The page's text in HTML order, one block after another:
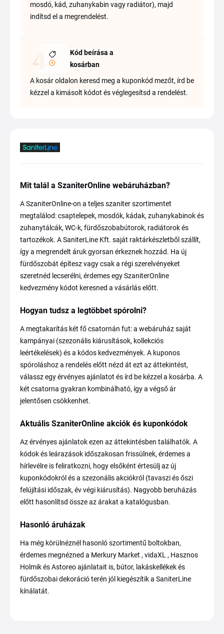
mosdó, kád, zuhanykabin vagy radiátor), majd
indítsd el a megrendelést.
Kód beírása a
kosárban
A kosár oldalon keresd meg a kuponkód mezőt, írd be
kézzel a kimásolt kódot és véglegesítsd a rendelést.
Mit talál a SzaniterOnline webáruházban?
A SzaniterOnline-on a teljes szaniter szortimentet
megtalálod: csaptelepek, mosdók, kádak, zuhanykabinok és
zuhanytálcák, WC-k, fürdőszobabútorok, radiátorok és
tartozékok. A SaniterLine Kft. saját raktárkészletből szállít,
így a megrendelt áruk gyorsan érkeznek hozzád. Ha új
fürdőszobát építesz vagy csak a régi szerelvényeket
szeretnéd lecserélni, érdemes egy SzaniterOnline
kedvezmény kódot keresned a vásárlás előtt.
Hogyan tudsz a legtöbbet spórolni?
A megtakarítás két fő csatornán fut: a webáruház saját
kampányai (szezonális kiárusítások, kollekciós
leértékelések) és a kódos kedvezmények. A kuponos
spóroláshoz a rendelés előtt nézd át ezt az áttekintést,
válassz egy érvényes ajánlatot és írd be kézzel a kosárba. A
két csatorna gyakran kombinálható, így a végső ár
jelentősen csökkenhet.
Aktuális SzaniterOnline akciók és kuponkódok
Az érvényes ajánlatok ezen az áttekintésben találhatók. A
kódok és leárazások időszakosan frissülnek, érdemes a
hírlevélre is feliratkozni, hogy elsőként értesülj az új
kuponkódokról és a szezonális akciókról (tavaszi és őszi
felújítási időszak, év végi kiárusítás). Nagyobb beruházás
előtt hasonlítsd össze az árakat a katalógusban.
Hasonló áruházak
Ha még körülnéznél hasonló szortimentű boltokban,
érdemes megnézned a Merkury Market , vidaXL , Hasznos
Holmik és Astoreo ajánlatait is, bútor, lakáskellékek és
fürdőszobai dekoráció terén jól kiegészítik a SaniterLine
kínálatát.